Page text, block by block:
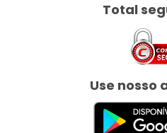
Total
Use nosso